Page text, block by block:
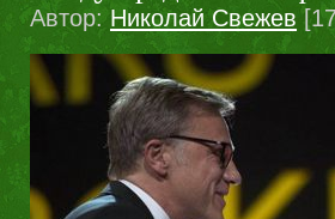
Автор: Николай Свежев